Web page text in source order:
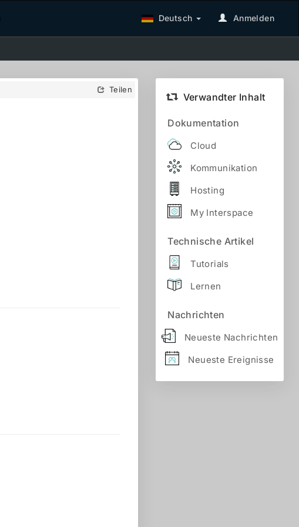
Deutsch Anmelden
Teilen
Verwandter Inhalt
Dokumentation
Cloud
Kommunikation
Hosting
My Interspace
Technische Artikel
Tutorials
Lernen
Nachrichten
Neueste Nachrichten
Neueste Ereignisse